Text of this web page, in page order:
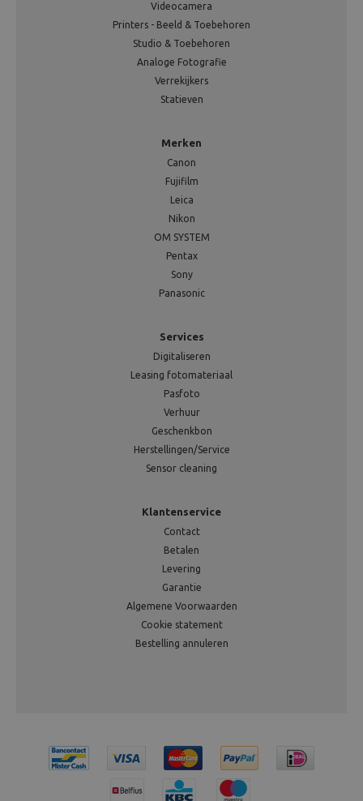
Videocamera
Printers - Beeld & Toebehoren
Studio & Toebehoren
Analoge Fotografie
Verrekijkers
Statieven
Merken
Canon
Fujifilm
Leica
Nikon
OM SYSTEM
Pentax
Sony
Panasonic
Services
Digitaliseren
Leasing fotomateriaal
Pasfoto
Verhuur
Geschenkbon
Herstellingen/Service
Sensor cleaning
Klantenservice
Contact
Betalen
Levering
Garantie
Algemene Voorwaarden
Cookie statement
Bestelling annuleren